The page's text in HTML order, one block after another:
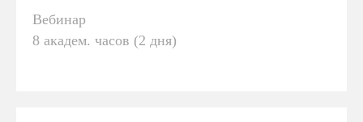
Вебинар
8 академ. часов (2 дня)